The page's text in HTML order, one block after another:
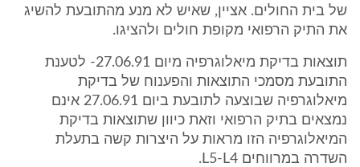
של בית החולים. אציין, שאיש לא מנע מהתובעת להשיג
את התיק הרפואי מקופת חולים ולהציגו.
תוצאות בדיקת מיאלוגרפיה מיום 27.06.91- לטענת
התובעת מסמכי התוצאות והפענוח של בדיקת
מיאלוגרפיה שבוצעה לתובעת ביום 27.06.91 אינם
נמצאים בתיק הרפואי וזאת כיוון שתוצאות בדיקת
המיאלוגרפיה הזו מראות על היצרות קשה בתעלת
השדרה במרווחים L5-L4.